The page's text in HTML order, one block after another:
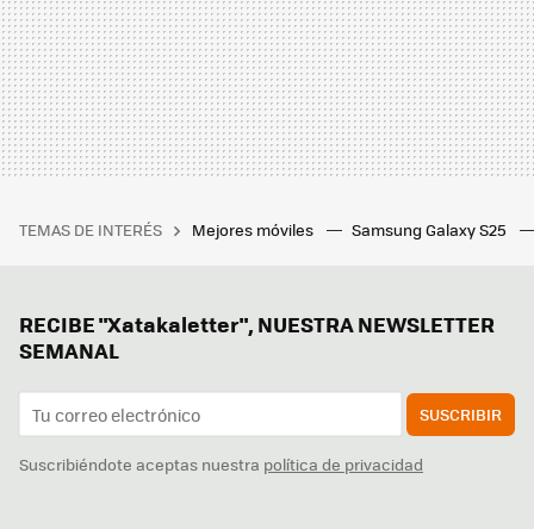
TEMAS DE INTERÉS Mejores móviles Samsung Galaxy S25
RECIBE "Xatakaletter", NUESTRA NEWSLETTER
SEMANAL
SUSCRIBIR
Suscribiéndote aceptas nuestra política de privacidad